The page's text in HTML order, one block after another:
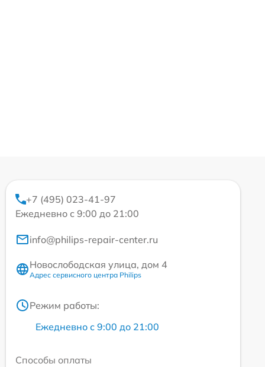
+7 (495) 023-41-97
Ежедневно с 9:00 до 21:00
info@philips-repair-center.ru
Новослободская улица, дом 4
Адрес сервисного центра Philips
Режим работы:
Ежедневно с 9:00 до 21:00
Способы оплаты